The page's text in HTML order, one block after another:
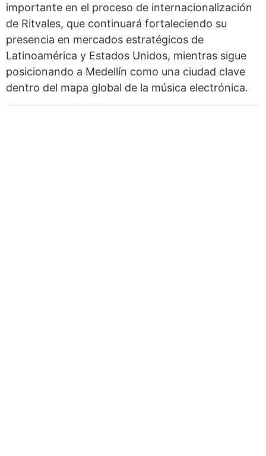
importante en el proceso de internacionalización
de Ritvales, que continuará fortaleciendo su
presencia en mercados estratégicos de
Latinoamérica y Estados Unidos, mientras sigue
posicionando a Medellín como una ciudad clave
dentro del mapa global de la música electrónica.